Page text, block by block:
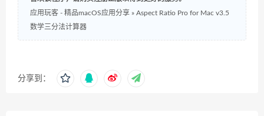
应用玩客 - 精品macOS应用分享 » Aspect Ratio Pro for Mac v3.5
数学三分法计算器
分享到：